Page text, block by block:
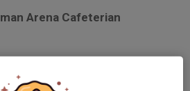
Arena Cafeterian